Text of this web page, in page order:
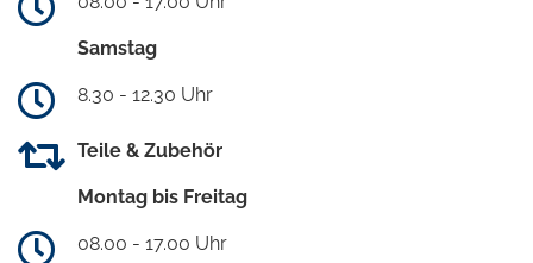
Samstag
8.30 - 12.30 Uhr
Teile & Zubehör
Montag bis Freitag
08.00 - 17.00 Uhr